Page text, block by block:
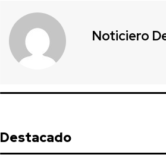
Noticiero
Destacado